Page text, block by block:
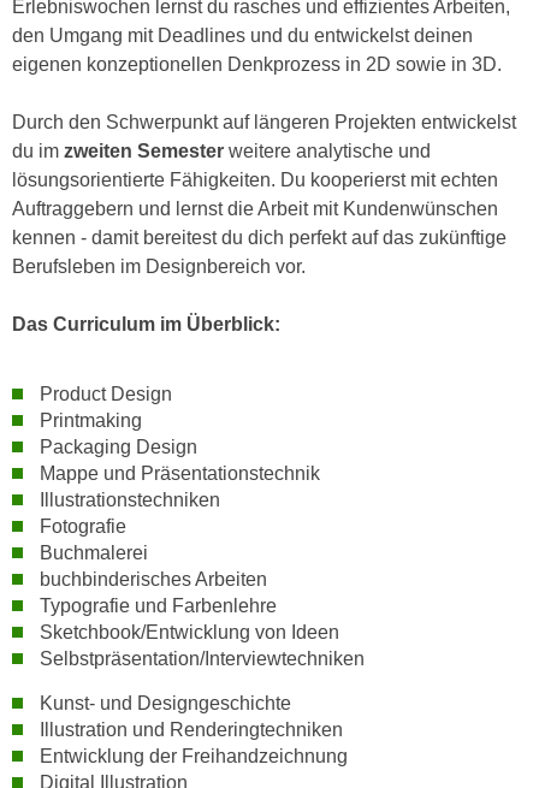
Erlebniswochen lernst du rasches und effizientes Arbeiten,
den Umgang mit Deadlines und du entwickelst deinen
eigenen konzeptionellen Denkprozess in 2D sowie in 3D.
Durch den Schwerpunkt auf längeren Projekten entwickelst
du im zweiten Semester weitere analytische und
lösungsorientierte Fähigkeiten. Du kooperierst mit echten
Auftraggebern und lernst die Arbeit mit Kundenwünschen
kennen - damit bereitest du dich perfekt auf das zukünftige
Berufsleben im Designbereich vor.
Das Curriculum im Überblick:
Product Design
Printmaking
Packaging Design
Mappe und Präsentationstechnik
Illustrationstechniken
Fotografie
Buchmalerei
buchbinderisches Arbeiten
Typografie und Farbenlehre
Sketchbook/Entwicklung von Ideen
Selbstpräsentation/Interviewtechniken
Kunst- und Designgeschichte
Illustration und Renderingtechniken
Entwicklung der Freihandzeichnung
Digital Illustration
e
r
e
“
k
l
i
c
k
n
v
e
r
w
e
n
n
w
r
z
i
h
u
t
a
b
k
o
m
m
n
i
s
c
h
e
n
E
U
-
S
A
u